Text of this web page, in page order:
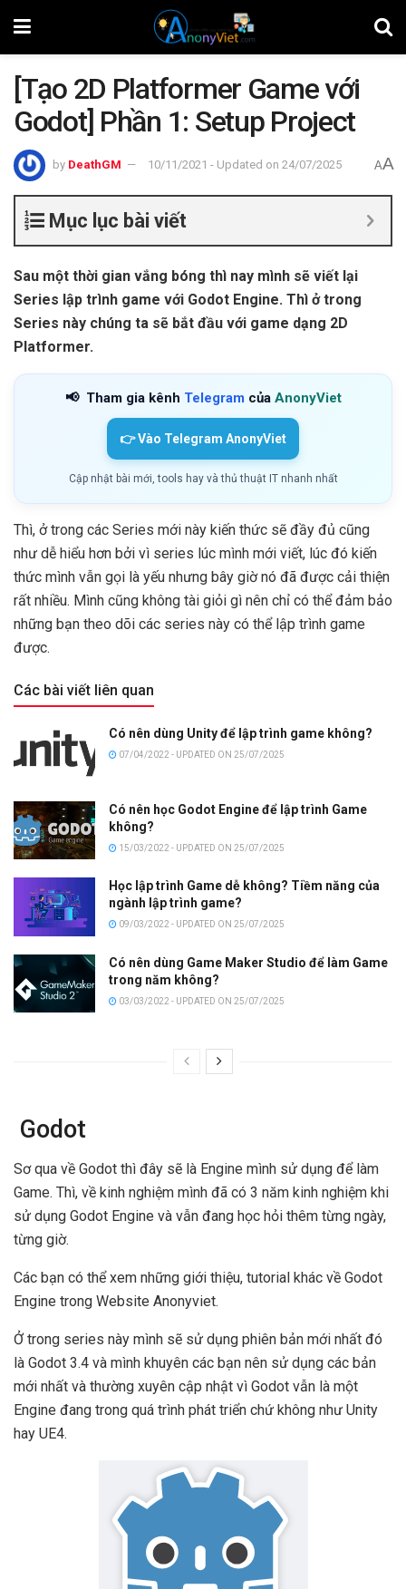
[Tạo 2D Platformer Game với
Godot] Phần 1: Setup Project
by DeathGM 10/11/2021 - Updated on 24/07/2025 AA
Mục lục bài viết
Sau một thời gian vắng bóng thì nay mình sẽ viết lại
Series lập trình game với Godot Engine. Thì ở trong
Series này chúng ta sẽ bắt đầu với game dạng 2D
Platformer.
📢 Tham gia kênh Telegram của AnonyViet
👉 Vào Telegram AnonyViet
Cập nhật bài mới, tools hay và thủ thuật IT nhanh nhất
Thì, ở trong các Series mới này kiến thức sẽ đầy đủ cũng
như dễ hiểu hơn bởi vì series lúc mình mới viết, lúc đó kiến
thức mình vẫn gọi là yếu nhưng bây giờ nó đã được cải thiện
rất nhiều. Mình cũng không tài giỏi gì nên chỉ có thể đảm bảo
những bạn theo dõi các series này có thể lập trình game
được.
Các bài viết liên quan
Có nên dùng Unity để lập trình game không?
07/04/2022 - UPDATED ON 25/07/2025
Có nên học Godot Engine để lập trình Game
không?
15/03/2022 - UPDATED ON 25/07/2025
Học lập trình Game dễ không? Tiềm năng của
ngành lập trình game?
09/03/2022 - UPDATED ON 25/07/2025
Có nên dùng Game Maker Studio để làm Game
trong năm không?
03/03/2022 - UPDATED ON 25/07/2025
Godot
Sơ qua về Godot thì đây sẽ là Engine mình sử dụng để làm
Game. Thì, về kinh nghiệm mình đã có 3 năm kinh nghiệm khi
sử dụng Godot Engine và vẫn đang học hỏi thêm từng ngày,
từng giờ.
Các bạn có thể xem những giới thiệu, tutorial khác về Godot
Engine trong Website Anonyviet.
Ở trong series này mình sẽ sử dụng phiên bản mới nhất đó
là Godot 3.4 và mình khuyên các bạn nên sử dụng các bản
mới nhất và thường xuyên cập nhật vì Godot vẫn là một
Engine đang trong quá trình phát triển chứ không như Unity
hay UE4.